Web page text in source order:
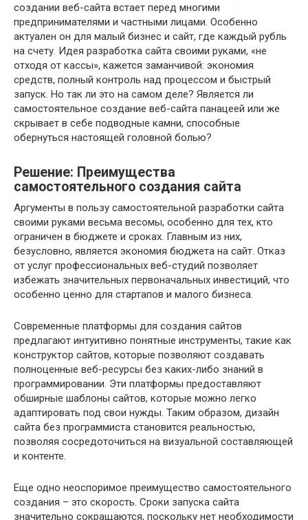
создании веб-сайта встает перед многими
предпринимателями и частными лицами. Особенно
актуален он для малый бизнес и сайт, где каждый рубль
на счету. Идея разработка сайта своими руками, «не
отходя от кассы», кажется заманчивой: экономия
средств, полный контроль над процессом и быстрый
запуск. Но так ли это на самом деле? Является ли
самостоятельное создание веб-сайта панацеей или же
скрывает в себе подводные камни, способные
обернуться настоящей головной болью?
Решение: Преимущества
самостоятельного создания сайта
Аргументы в пользу самостоятельной разработки сайта
своими руками весьма весомы, особенно для тех, кто
ограничен в бюджете и сроках. Главным из них,
безусловно, является экономия бюджета на сайт. Отказ
от услуг профессиональных веб-студий позволяет
избежать значительных первоначальных инвестиций, что
особенно ценно для стартапов и малого бизнеса.
Современные платформы для создания сайтов
предлагают интуитивно понятные инструменты, такие как
конструктор сайтов, которые позволяют создавать
полноценные веб-ресурсы без каких-либо знаний в
программировании. Эти платформы предоставляют
обширные шаблоны сайтов, которые можно легко
адаптировать под свои нужды. Таким образом, дизайн
сайта без программиста становится реальностью,
позволяя сосредоточиться на визуальной составляющей
и контенте.
Еще одно неоспоримое преимущество самостоятельного
создания – это скорость. Сроки запуска сайта
значительно сокращаются, поскольку нет необходимости